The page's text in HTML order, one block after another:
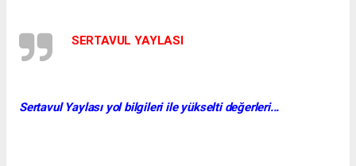
SERTAVUL YAYLASI
Sertavul Yaylası yol bilgileri ile yükselti değerleri...